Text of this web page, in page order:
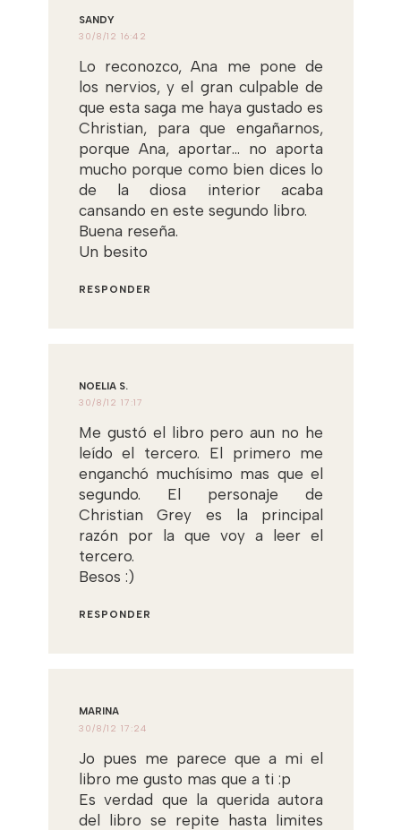
SANDY
30/8/12 16:42
Lo reconozco, Ana me pone de
los nervios, y el gran culpable de
que esta saga me haya gustado es
Christian, para que engañarnos,
porque Ana, aportar... no aporta
mucho porque como bien dices lo
de la diosa interior acaba
cansando en este segundo libro.
Buena reseña.
Un besito
RESPONDER
NOELIA S.
30/8/12 17:17
Me gustó el libro pero aun no he
leído el tercero. El primero me
enganchó muchísimo mas que el
segundo. El personaje de
Christian Grey es la principal
razón por la que voy a leer el
tercero.
Besos :)
RESPONDER
MARINA
30/8/12 17:24
Jo pues me parece que a mi el
libro me gusto mas que a ti :p
Es verdad que la querida autora
del libro se repite hasta limites